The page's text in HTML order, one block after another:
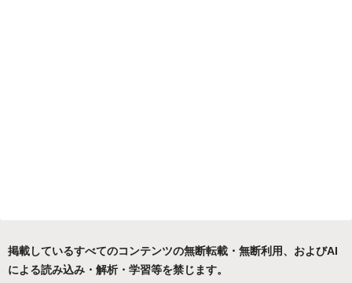
掲載しているすべてのコンテンツの無断転載・無断利用、およびAI
による読み込み・解析・学習等を禁じます。